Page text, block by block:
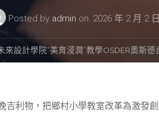
Posted by admin on 2026 年 2 月 2 日
來設計學院“美育浸潤”教學OSDER奧斯
吉利物，把鄉村小學教室改革為激發